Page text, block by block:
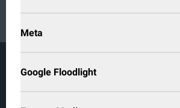
Meta
Google Floodlight